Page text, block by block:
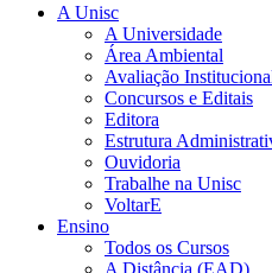
A Unisc
A Universidade
Área Ambiental
Avaliação
Concursos e Editais
Editora
Estrutura
Ouvidoria
Trabalhe na Unisc
VoltarE
Ensino
Todos os Cursos
A Distância (EAD)